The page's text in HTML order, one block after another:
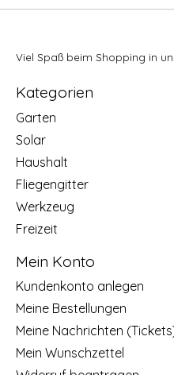
Viel Spaß beim Shopping in
Kategorien
Garten
Solar
Haushalt
Fliegengitter
Werkzeug
Freizeit
Mein Konto
Kundenkonto anlegen
Meine Bestellungen
Meine Nachrichten
Mein Wunschzettel